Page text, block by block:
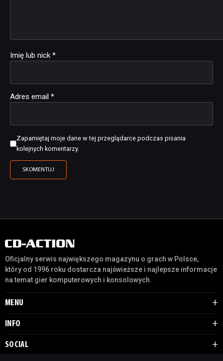
Imię lub nick *
Adres email *
Zapamiętaj moje dane w tej przeglądarce podczas pisania
kolejnych komentarzy.
Oficjalny serwis największego magazynu o grach w Polsce,
który od 1996 roku dostarcza najświeższe i najlepsze informacje
na temat gier komputerowych i konsolowych.
MENU
INFO
SOCIAL